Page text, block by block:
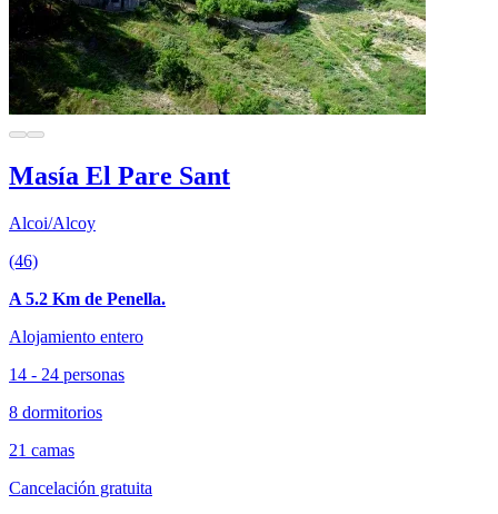
Masía El Pare Sant
Alcoi/Alcoy
(46)
A 5.2 Km de Penella.
Alojamiento entero
14 - 24 personas
8 dormitorios
21 camas
Cancelación gratuita